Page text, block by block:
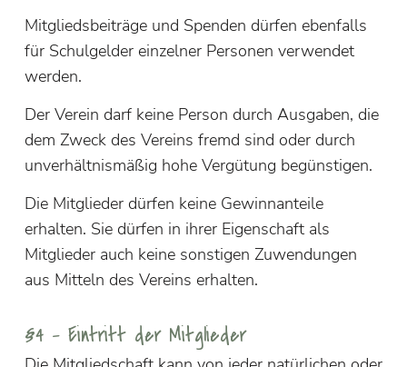
Mitgliedsbeiträge und Spenden dürfen ebenfalls
für Schulgelder einzelner Personen verwendet
werden.
Der Verein darf keine Person durch Ausgaben, die
dem Zweck des Vereins fremd sind oder durch
unverhältnismäßig hohe Vergütung begünstigen.
Die Mitglieder dürfen keine Gewinnanteile
erhalten. Sie dürfen in ihrer Eigenschaft als
Mitglieder auch keine sonstigen Zuwendungen
aus Mitteln des Vereins erhalten.
§4 – Eintritt der Mitglieder